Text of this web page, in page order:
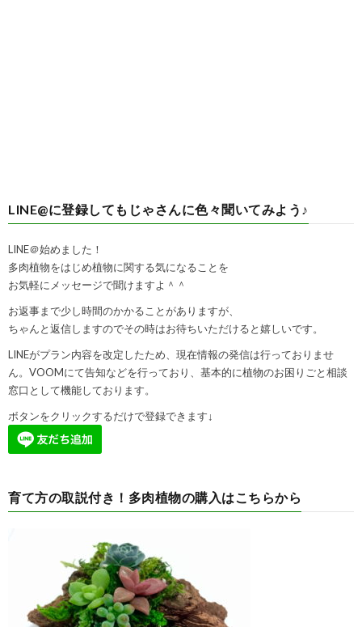
LINE@に登録してもじゃさんに色々聞いてみよう♪
LINE＠始めました！
多肉植物をはじめ植物に関する気になることを
お気軽にメッセージで聞けますよ＾＾
お返事まで少し時間のかかることがありますが、
ちゃんと返信しますのでその時はお待ちいただけると嬉しいです。
LINEがプラン内容を改定したため、現在情報の発信は行っておりませ
ん。VOOMにて告知などを行っており、基本的に植物のお困りごと相談
窓口として機能しております。
ボタンをクリックするだけで登録できます↓
育て方の取説付き！多肉植物の購入はこちらから